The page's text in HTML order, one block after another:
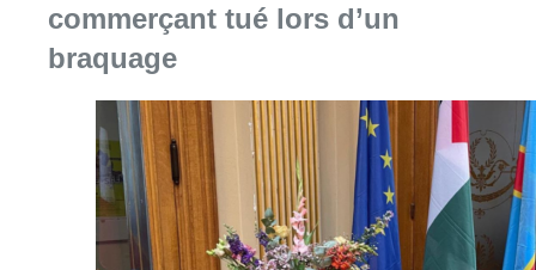
commerçant tué lors d’un
braquage